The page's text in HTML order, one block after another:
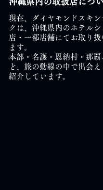
現在、ダイヤモンドスキン
クは、沖縄県内のホテル
店・一部店舗にてお取り扱
ます。
本部・名護・恩納村・那覇
ど、旅の動線の中で出会
紹介しています。